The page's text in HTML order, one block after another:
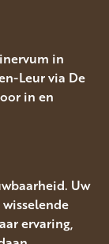
in
Leur via De
in en
Uw
ervaring,